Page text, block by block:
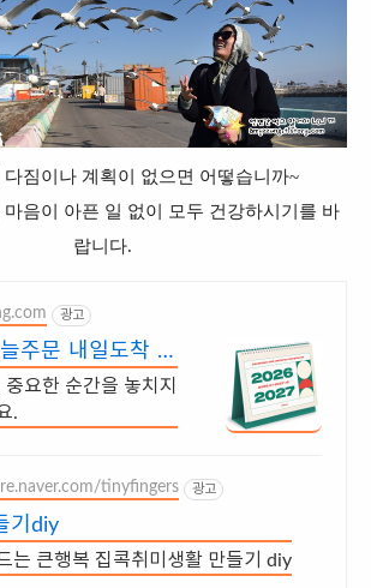
다짐이나 계획이 없으면 어떻습니까~
마음이 아픈 일 없이 모두 건강하시기를 바
랍니다.
광고
주문 내일도착 로
요한 순간을 놓치지
.
tinyfingers 광고
기diy
는 큰행복 집콕취미생활 만들기 diy